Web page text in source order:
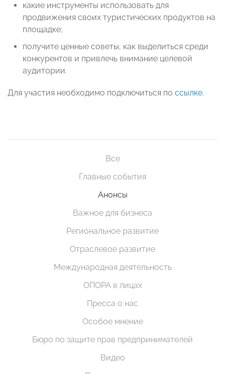
какие инструменты использовать для
продвижения своих туристических продуктов на
площадке;
получите ценные советы, как выделиться среди
конкурентов и привлечь внимание целевой
аудитории.
Для участия необходимо подключиться по ссылке.
Все
Главные события
Анонсы
Важное для бизнеса
Региональное развитие
Отраслевое развитие
Международная деятельность
ОПОРА в лицах
Пресса о нас
Особое мнение
Бюро по защите прав предпринимателей
Видео